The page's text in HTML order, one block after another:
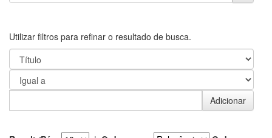
Utilizar filtros para refinar o resultado de busca.